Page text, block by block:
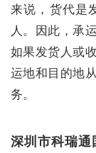
来说，货代是
人。因此，承
如果发货人或
运地和目的地
务。
深圳市科瑞通